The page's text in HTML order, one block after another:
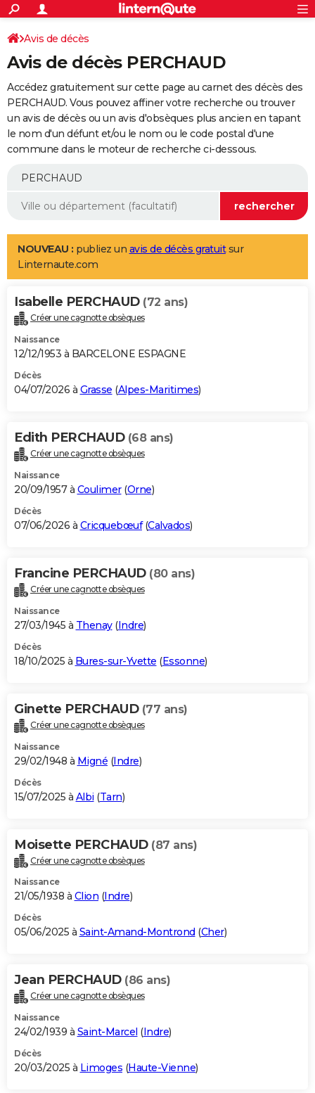
ACTUALITÉS
Politique
Société
Faits Divers
Education
Monde
Villes
+
SPORT
Coupe du monde 2026
Football
Tennis
Cyclisme
Rugby
Forum
Programme TV
TNT
Streaming
Cinéma
Sorties cinéma
Musique
+
FINANCE
Impôts
Immobilier
Risques naturels par ville
Banque
Assurance
Crédit
AUTO
Essais
Réserver un essai
Citadines
Berlines
SUV
Forum auto
+
Mobiles
Meilleur smartphone
Internet
Ordinateurs
Jeux vidéo
Guide high-tech
Aménagement intérieur
LIFESTYLE
Art de vivre
Bien-être
Loisirs
Mode
Modes de vie
Alimentation
Guide de la santé
Maladies
Médicaments
Sommeil
VOYAGE
Destinations
City break
Voyage nature
Voyage de noces
Forum
Climat
+PHOTO
GUIDES D'ACHAT
BONS PLANS
Carte de Noël
Carte Bonne année
Carte Saint-Valentin
Carte Pâques
Carte d'anniversaire
DICTIONNAIRE
Dictionnaire
Biographies
Citations
Expressions
Proverbes
PROGRAMME TV
S'inscrire
Se connecter
Lycées
Collèges
Primaires
Universités
Entreprises
Service militaire
Avis de recherche
AVIS DE DÉCÈS
Bricolage
Lifestyle
Culture
Sport
Auto
Television
Voyage
Cinema
Avis de décès
Avis de décès PERCHAUD
Accédez gratuitement sur cette page au carnet des décès des
PERCHAUD. Vous pouvez affiner votre recherche ou trouver
un avis de décès ou un avis d'obsèques plus ancien en tapant
le nom d'un défunt et/ou le nom ou le code postal d'une
commune dans le moteur de recherche ci-dessous.
NOUVEAU : publiez un avis de décès gratuitsur
Linternaute.com
Isabelle PERCHAUD (72 ans)
Créer une cagnotte obsèques
Naissance
12/12/1953 à BARCELONE ESPAGNE
Décès
04/07/2026 à Grasse (Alpes-Maritimes)
Edith PERCHAUD (68 ans)
Créer une cagnotte obsèques
Naissance
20/09/1957 à Coulimer(Orne)
Décès
07/06/2026 à Cricquebœuf(Calvados)
Francine PERCHAUD (80 ans)
Créer une cagnotte obsèques
Naissance
27/03/1945 à Thenay(Indre)
Décès
18/10/2025 à Bures-sur-Yvette (Essonne)
Ginette PERCHAUD (77 ans)
Créer une cagnotte obsèques
Naissance
29/02/1948 à Migné (Indre)
Décès
15/07/2025 à Albi (Tarn)
Moisette PERCHAUD (87 ans)
Créer une cagnotte obsèques
Naissance
21/05/1938 à Clion (Indre)
Décès
05/06/2025 à Saint-Amand-Montrond (Cher)
Jean PERCHAUD (86 ans)
Créer une cagnotte obsèques
Naissance
24/02/1939 à Saint-Marcel (Indre)
Décès
20/03/2025 à Limoges (Haute-Vienne)